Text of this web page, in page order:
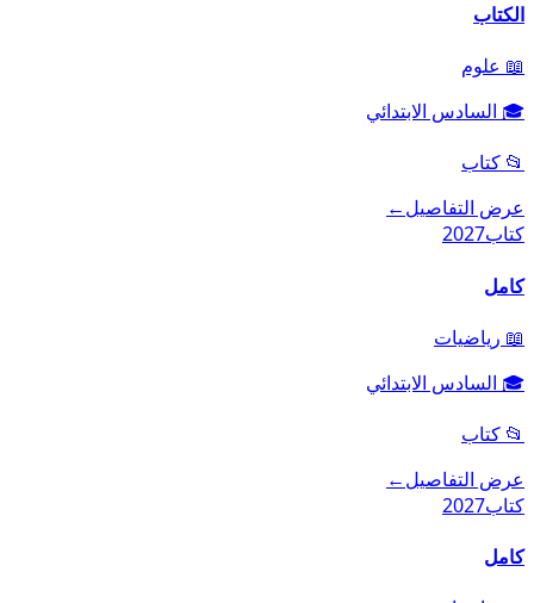
الكتاب
📖 علوم
🎓 السادس الابتدائي
📂 كتاب
عرض التفاصيل←
كتاب2027
كامل
📖 رياضيات
🎓 السادس الابتدائي
📂 كتاب
عرض التفاصيل←
كتاب2027
كامل